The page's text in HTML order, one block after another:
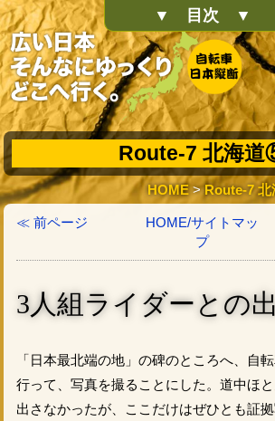
▼ 目次 ▼
Route-7 北海
HOME>Route-7 北
≪ 前ページ
HOME/サイトマッ
プ
3人組ライダーとの出
「日本最北端の地」の碑のところへ、自
行って、写真を撮ることにした。道中ほ
出さなかったが、ここだけはぜひとも証